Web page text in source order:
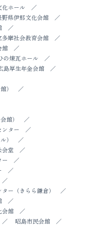
ホール
野県伊那文化会館
多摩社会教育会館
館
の煉瓦ホール
島厚生年金会館
）
館）
ター
）
会堂
ー
ー（きらら鎌倉）
会館
昭島市民会館